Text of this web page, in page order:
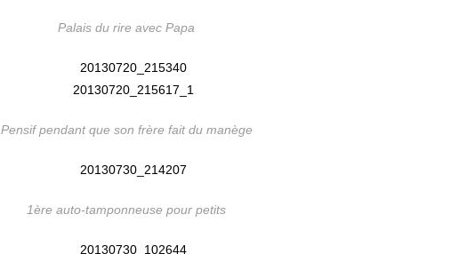
Palais du rire avec Papa
Pensif pendant que son frère fait du manège
1ère auto-tamponneuse pour petits